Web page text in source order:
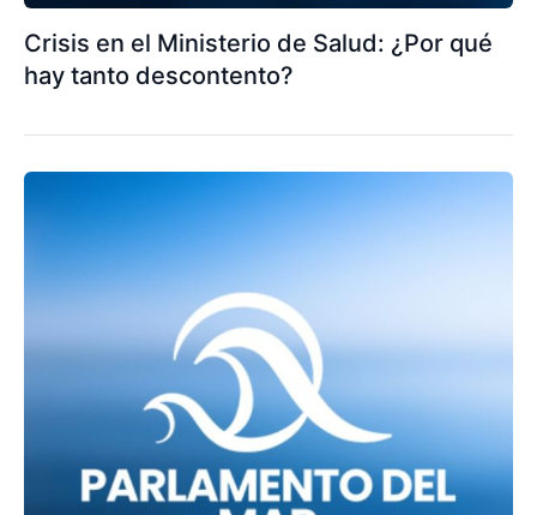
Crisis en el Ministerio de Salud: ¿Por qué
hay tanto descontento?